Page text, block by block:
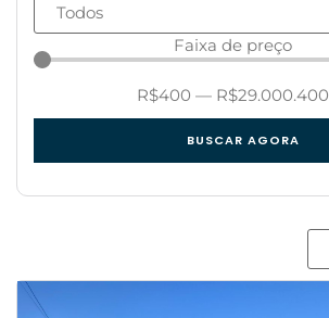
Faixa de preço
R$400 — R$29.000.400
BUSCAR AGORA